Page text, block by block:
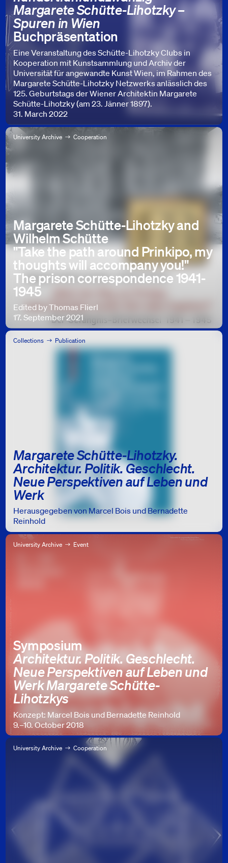
Margarete Schütte-Lihotzky –
Spuren in Wien
Buchpräsentation
Eine Veranstaltung des Schütte-Lihotzky Clubs in
Kooperation mit Kunstsammlung und Archiv der
Universität für angewandte Kunst Wien, im Rahmen des
Margarete Schütte-Lihotzky Netzwerks anlässlich des
125. Geburtstags der Wiener Architektin Margarete
Schütte-Lihotzky (am 23. Jänner 1897).
31. March 2022
Margarete Schütte-Lihotzky and
Wilhelm Schütte
"Take the path around Prinkipo, my
thoughts will accompany you!"
The prison correspondence 1941-
1945
Edited by Thomas Flierl
17. September 2021
University Archive Cooperation
Margarete Schütte-Lihotzky.
Architektur. Politik. Geschlecht.
Neue Perspektiven auf Leben und
Werk
Herausgegeben von Marcel Bois und Bernadette
Reinhold
Collections Publication
Symposium
Architektur. Politik. Geschlecht.
Neue Perspektiven auf Leben und
Werk Margarete Schütte-
Lihotzkys
Konzept: Marcel Bois und Bernadette Reinhold
9.–10. October 2018
University Archive Event
University Archive Cooperation